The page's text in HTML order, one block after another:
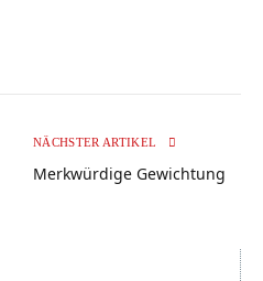
NÄCHSTER ARTIKEL
Merkwürdige Gewichtung